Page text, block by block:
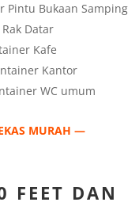
Pintu Bukaan Samping
Datar
Kafe
Kantor
WC umum
MURAH —
FEET DAN